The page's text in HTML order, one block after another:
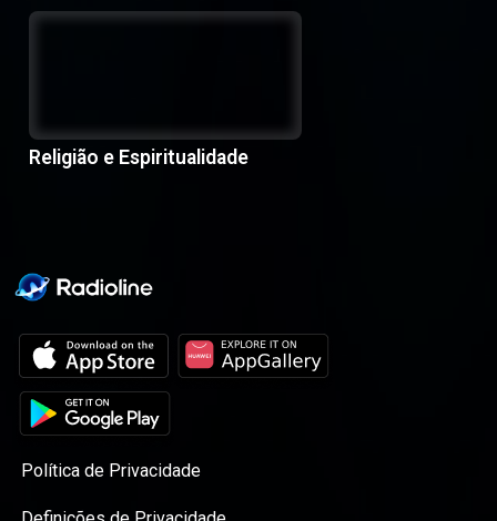
Religião e Espiritualidade
Política de Privacidade